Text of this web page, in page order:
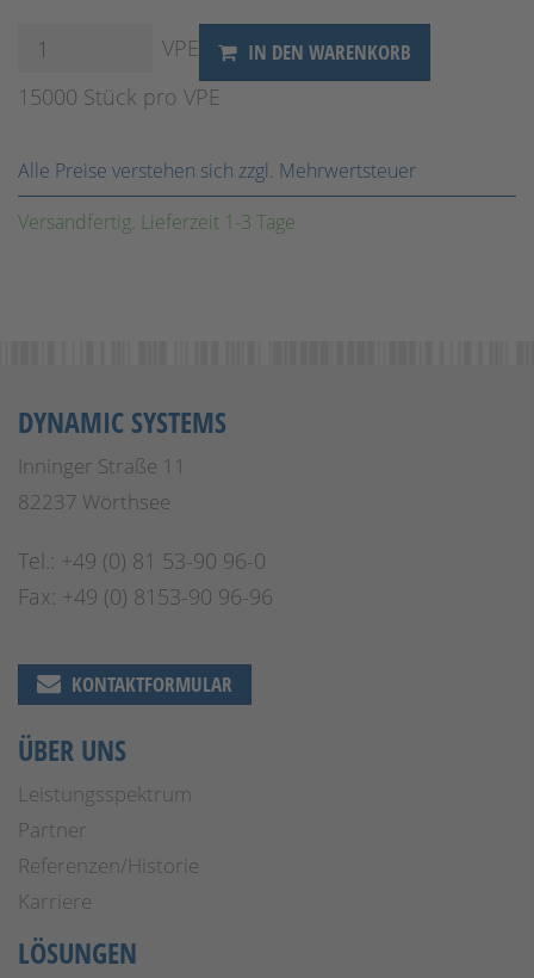
VPE IN DEN WARENKORB
15000 Stück pro VPE
Alle Preise verstehen sich zzgl. Mehrwertsteuer
Versandfertig. Lieferzeit 1-3 Tage
DYNAMIC SYSTEMS
Inninger Straße 11
82237 Wörthsee
Tel.: +49 (0) 81 53-90 96-0
Fax: +49 (0) 8153-90 96-96
KONTAKTFORMULAR
ÜBER UNS
Leistungsspektrum
Partner
Referenzen/Historie
Karriere
LÖSUNGEN